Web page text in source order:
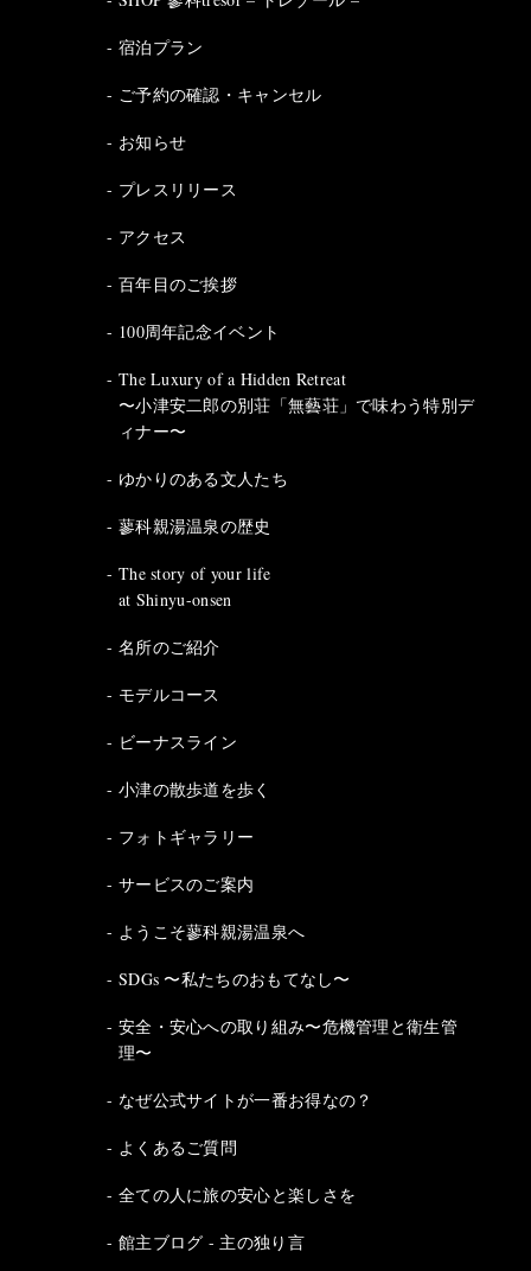
宿泊プラン
ご予約の確認・キャンセル
お知らせ
プレスリリース
アクセス
百年目のご挨拶
100周年記念イベント
The Luxury of a Hidden Retreat
〜小津安二郎の別荘「無藝荘」で味わう特別デ
ィナー〜
ゆかりのある文人たち
蓼科親湯温泉の歴史
The story of your life
at Shinyu-onsen
名所のご紹介
モデルコース
ビーナスライン
小津の散歩道を歩く
フォトギャラリー
サービスのご案内
ようこそ蓼科親湯温泉へ
SDGs 〜私たちのおもてなし〜
安全・安心への取り組み〜危機管理と衛生管
理〜
なぜ公式サイトが一番お得なの？
よくあるご質問
全ての人に旅の安心と楽しさを
館主ブログ - 主の独り言